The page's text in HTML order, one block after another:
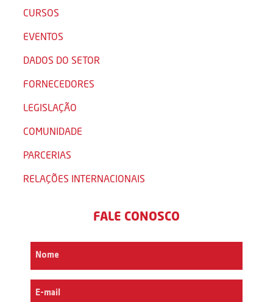
CURSOS
EVENTOS
DADOS DO SETOR
FORNECEDORES
LEGISLAÇÃO
COMUNIDADE
PARCERIAS
RELAÇÕES INTERNACIONAIS
FALE CONOSCO